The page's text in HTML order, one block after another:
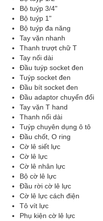
Bộ tuýp 3/4"
Bộ tuýp 1"
Bộ tuýp đa năng
Tay vặn nhanh
Thanh trượt chữ T
Tay nối dài
Đầu tuýp socket đen
Tuýp socket đen
Đầu bít socket đen
Đầu adaptor chuyển đổi
Tay vặn T hand
Thanh nối dài
Tuýp chuyên dụng ô tô
Đầu chốt, O ring
Cờ lê siết lực
Cờ lê lực
Cờ lê nhân lực
Bộ cờ lê lực
Đầu rời cờ lê lực
Cờ lê lực cách điện
Tô vít lực
Phụ kiện cờ lê lực